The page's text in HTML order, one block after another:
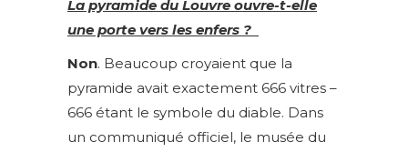
La pyramide du Louvre ouvre-t-elle
une porte vers les enfers ?
Non. Beaucoup croyaient que la
pyramide avait exactement 666 vitres –
666 étant le symbole du diable. Dans
un communiqué officiel, le musée du